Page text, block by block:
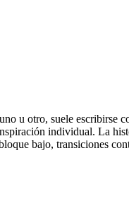
u otro, suele escribirse
individual. La
bajo, transiciones